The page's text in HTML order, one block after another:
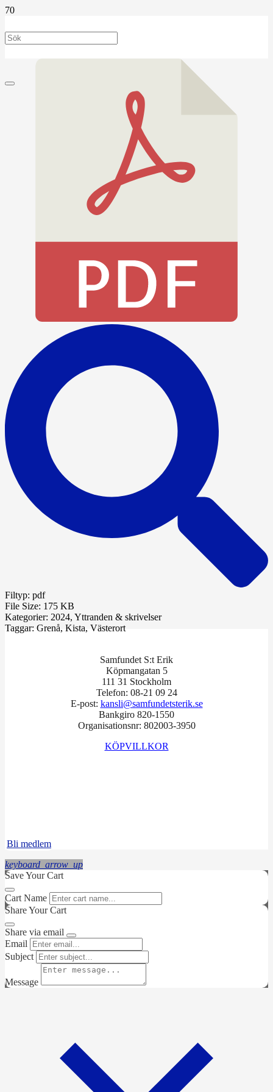
Filtyp: pdf
File Size: 175 KB
Kategorier: 2024, Yttranden & skrivelser
Taggar: Grenå, Kista, Västerort
Samfundet S:t Erik
Köpmangatan 5
111 31 Stockholm
Telefon: 08-21 09 24
E-post: kansli@samfundetsterik.se
Bankgiro 820-1550
Organisationsnr: 802003-3950
KÖPVILLKOR
Bli medlem
keyboard_arrow_up
Save Your Cart
Cart Name
Share Your Cart
Share via email
Email
Subject
Message